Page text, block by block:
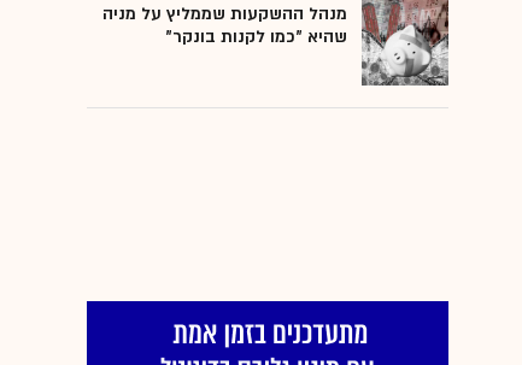
מנהל ההשקעות שממליץ על מניה
שהיא "כמו לקנות בונקר"